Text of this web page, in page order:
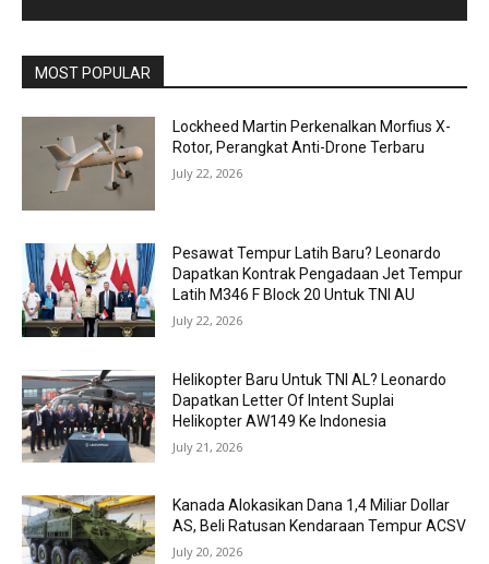
MOST POPULAR
Lockheed Martin Perkenalkan Morfius X-
Rotor, Perangkat Anti-Drone Terbaru
July 22, 2026
Pesawat Tempur Latih Baru? Leonardo
Dapatkan Kontrak Pengadaan Jet Tempur
Latih M346 F Block 20 Untuk TNI AU
July 22, 2026
Helikopter Baru Untuk TNI AL? Leonardo
Dapatkan Letter Of Intent Suplai
Helikopter AW149 Ke Indonesia
July 21, 2026
Kanada Alokasikan Dana 1,4 Miliar Dollar
AS, Beli Ratusan Kendaraan Tempur ACSV
July 20, 2026